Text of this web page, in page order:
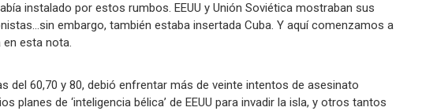
instalado por estos rumbos. EEUU y Unión Soviética mostraban sus
embargo, también estaba insertada Cuba. Y aquí comenzamos a
esta nota.
del 60,70 y 80, debió enfrentar más de veinte intentos de asesinato
planes de ‘inteligencia bélica’ de EEUU para invadir la isla, y otros tantos